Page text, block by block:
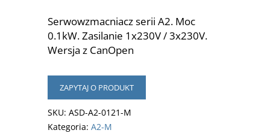
Serwowzmacniacz serii A2. Moc
0.1kW. Zasilanie 1x230V / 3x230V.
Wersja z CanOpen
ZAPYTAJ O PRODUKT
SKU: ASD-A2-0121-M
Kategoria: A2-M